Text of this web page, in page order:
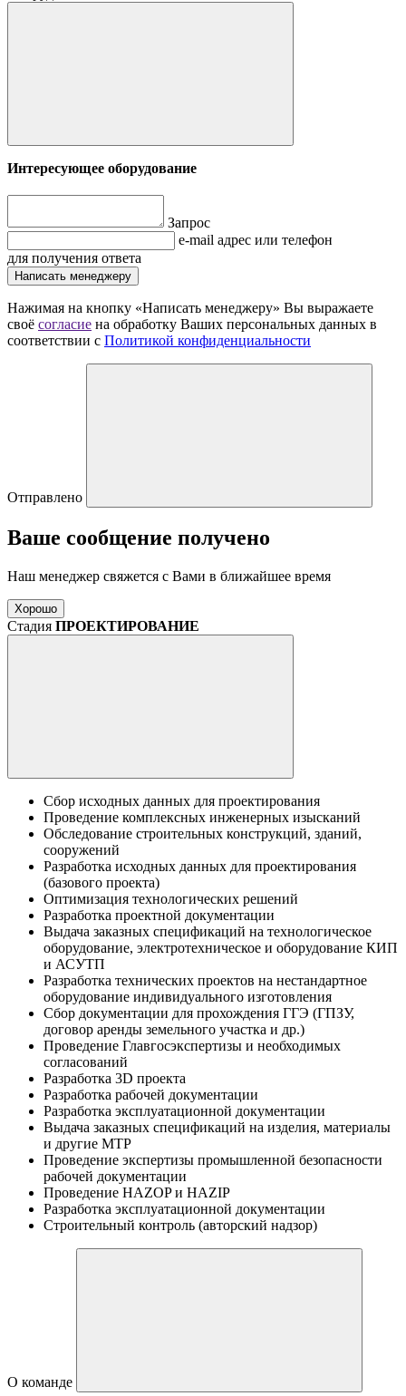
Интересующее оборудование
Запрос
e-mail адрес или телефон
для получения ответа
Написать менеджеру
Нажимая на кнопку «Написать менеджеру» Вы выражаете
своё согласие на обработку Ваших персональных данных в
соответствии с Политикой конфиденциальности
Отправлено
Ваше сообщение получено
Наш менеджер свяжется с Вами в ближайшее время
Хорошо
Стадия ПРОЕКТИРОВАНИЕ
Сбор исходных данных для проектирования
Проведение комплексных инженерных изысканий
Обследование строительных конструкций, зданий,
сооружений
Разработка исходных данных для проектирования
(базового проекта)
Оптимизация технологических решений
Разработка проектной документации
Выдача заказных спецификаций на технологическое
оборудование, электротехническое и оборудование КИП
и АСУТП
Разработка технических проектов на нестандартное
оборудование индивидуального изготовления
Сбор документации для прохождения ГГЭ (ГПЗУ,
договор аренды земельного участка и др.)
Проведение Главгосэкспертизы и необходимых
согласований
Разработка 3D проекта
Разработка рабочей документации
Разработка эксплуатационной документации
Выдача заказных спецификаций на изделия, материалы
и другие МТР
Проведение экспертизы промышленной безопасности
рабочей документации
Проведение НAZOP и HAZIP
Разработка эксплуатационной документации
Строительный контроль (авторский надзор)
О команде